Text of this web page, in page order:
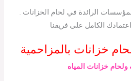
الرائدة في لحام الخزانات .
الكامل على فريقنا
خزانات بالمزاحمية
خزانات المياه